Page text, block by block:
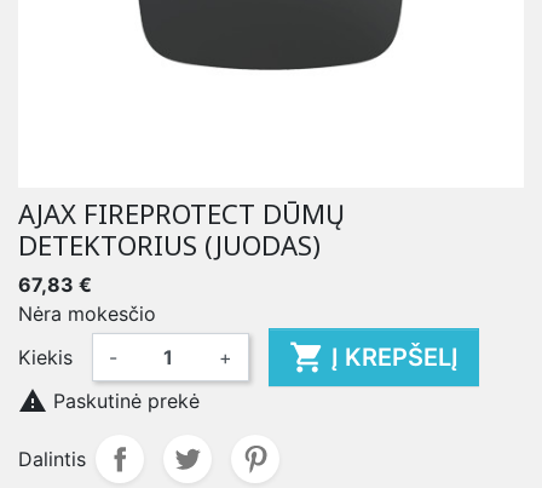
AJAX FIREPROTECT DŪMŲ
DETEKTORIUS (JUODAS)
67,83 €
Nėra mokesčio
Kiekis
- +  Į KREPŠELĮ
 Paskutinė prekė
Dalintis